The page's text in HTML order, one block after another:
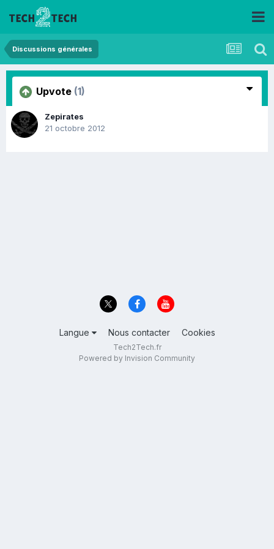
Discussions générales
Upvote (1)
Zepirates
21 octobre 2012
Langue Nous contacter Cookies
Tech2Tech.fr
Powered by Invision Community